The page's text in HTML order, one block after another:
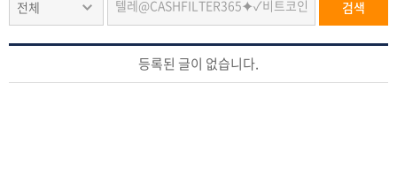
전체 검색
등록된 글이 없습니다.